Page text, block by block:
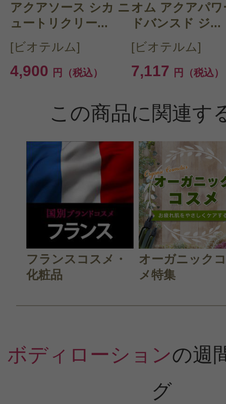
クチコミを投稿する
らクチコミ投稿すると1 商品に
ントプレゼント！
アクアソース シカ ニ
ュートリクリー...
[ビオテルム]
4,900 円（税込）
オム アクアパワ
ドバンスド ジ...
[ビオテルム]
7,117 円（税込）
この商品に関連す
フランスコスメ・
化粧品
オーガニック
メ特集
ボディローションの週
グ